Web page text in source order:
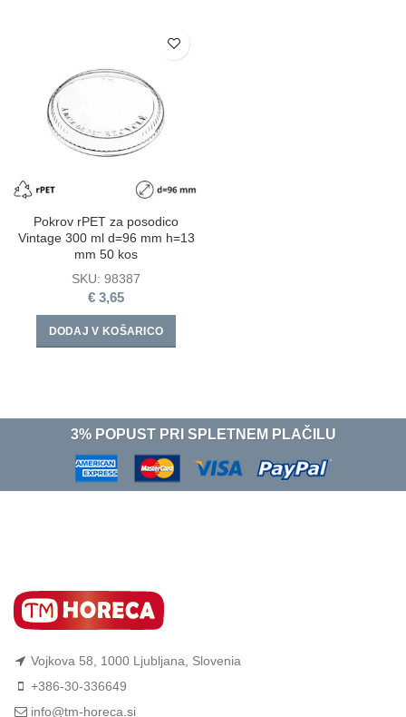
Pokrov rPET za posodico
Vintage 300 ml d=96 mm h=13
mm 50 kos
SKU: 98387
€ 3,65
DODAJ V KOŠARICO
3% POPUST PRI SPLETNEM PLAČILU
Vojkova 58, 1000 Ljubljana, Slovenia
+386-30-336649
info@tm-horeca.si